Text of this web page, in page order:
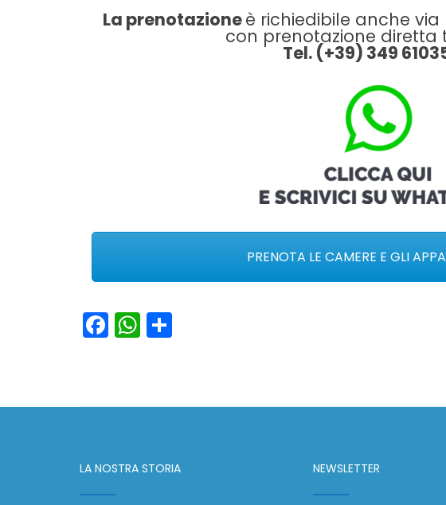
La prenotazioneè richiedibile anche
con prenotazione diretta
Tel. (+39) 349
PRENOTA LE CAMERE E GLI
Facebook
WhatsApp
Condividi
LA NOSTRA STORIA NEWSLETTER